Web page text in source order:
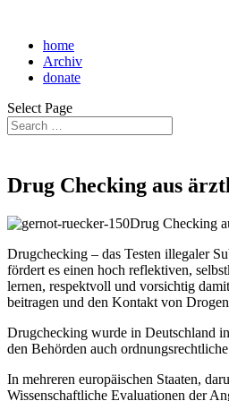
home
Archiv
donate
Select Page
Drug Checking aus
Drug Checking
Drugchecking – das Testen illegaler
fördert es einen hoch reflektiven,
lernen, respektvoll und vorsichtig
beitragen und den Kontakt von
Drugchecking wurde in Deutschland
den Behörden auch
In mehreren europäischen Staaten,
Wissenschaftliche Evaluationen der